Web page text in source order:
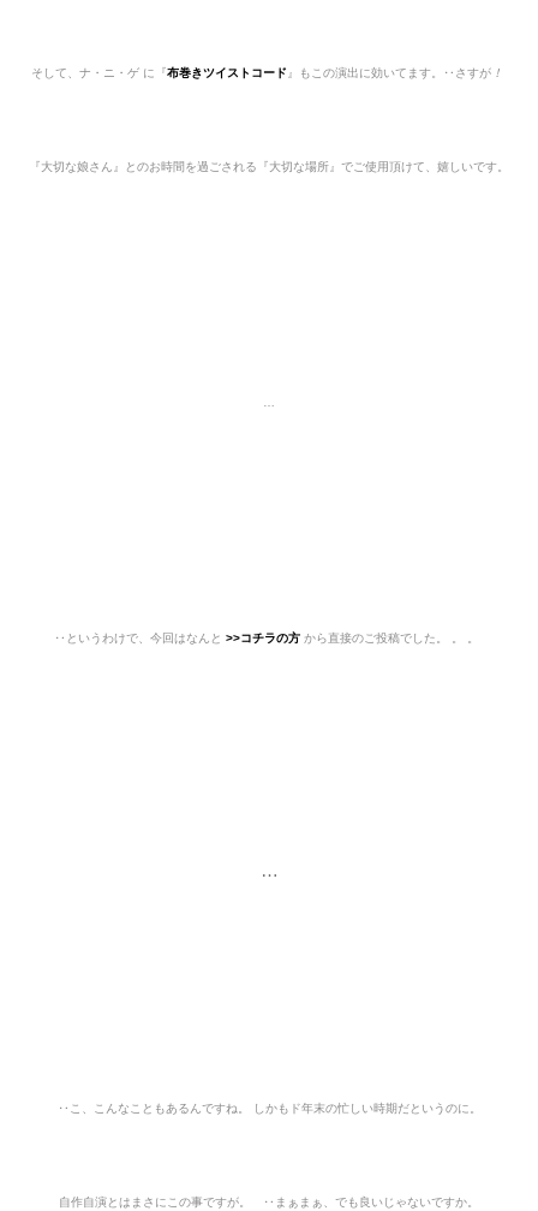
そして、ナ・ニ ・ ゲ に『布巻きツイストコード 』もこの演出に効いてます。‥さすが ！
『大切な娘さん』とのお時間を過ごされる『大切な場所』でご使用頂けて、嬉しいです。
‥というわけで、今回はなんと >>コチラの方 から直接のご投稿でした。
…
‥こ、 こんなこともあるんですね。 しかもド年末の忙しい時期だというのに。
自作自演とはまさにこの事ですが。 ‥ まぁまぁ、でも良いじゃないですか。